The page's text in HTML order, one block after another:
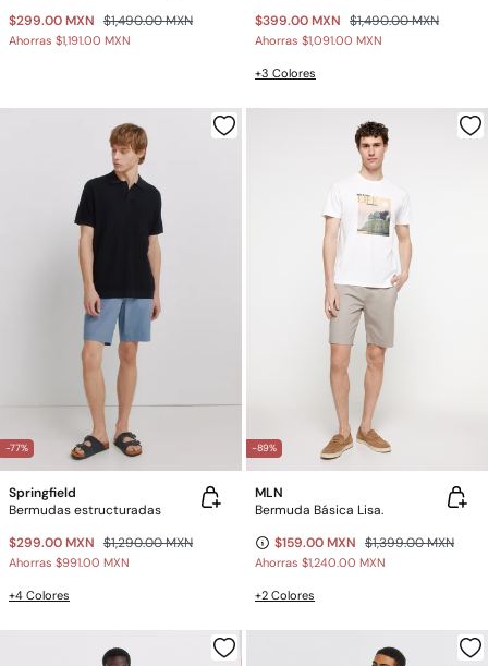
$299.00 MXN $1,490.00 MXN
Ahorras $1,191.00 MXN
$399.00 MXN $1,490.00 MXN
Ahorras $1,091.00 MXN
+3 Colores
-77%
Springfield
Bermudas estructuradas
$299.00 MXN $1,290.00 MXN
Ahorras $991.00 MXN
+4 Colores
-89%
MLN
Bermuda Básica Lisa.
$159.00 MXN $1,399.00 MXN
Ahorras $1,240.00 MXN
+2 Colores